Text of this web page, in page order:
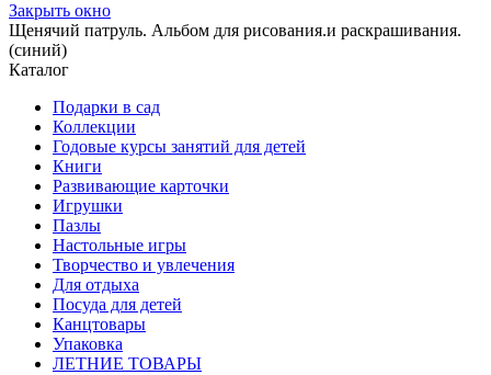
Закрыть окно
Щенячий патруль. Альбом для рисования.и раскрашивания.
(синий)
Каталог
Подарки в сад
Коллекции
Годовые курсы занятий для детей
Книги
Развивающие карточки
Игрушки
Пазлы
Настольные игры
Творчество и увлечения
Для отдыха
Посуда для детей
Канцтовары
Упаковка
ЛЕТНИЕ ТОВАРЫ